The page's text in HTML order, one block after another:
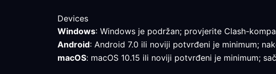
Devices
Windows: Windows je podržan; provjerite Clash-
Android: Android 7.0 ili noviji potvrđeni je minimum;
macOS: macOS 10.15 ili noviji potvrđeni je minimum;